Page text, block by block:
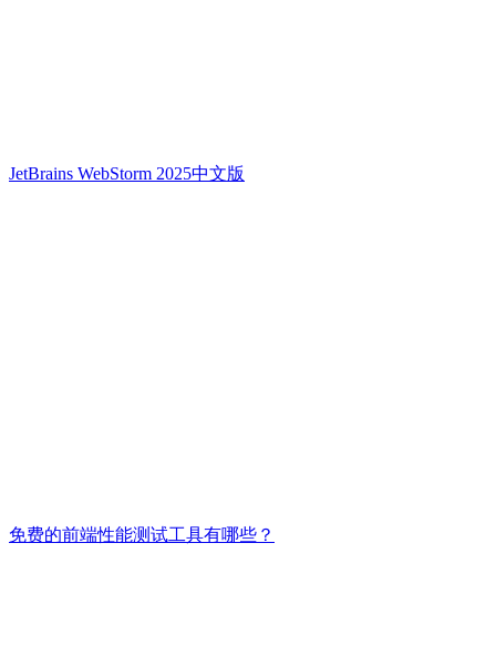
JetBrains WebStorm 2025中文版
免费的前端性能测试工具有哪些？